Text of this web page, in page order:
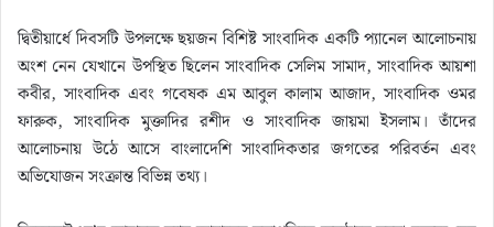
দ্বিতীয়ার্ধে দিবসটি উপলক্ষে ছয়জন বিশিষ্ট সাংবাদিক একটি প‍্যানেল আলোচনায়
অংশ নেন যেখানে উপস্থিত ছিলেন সাংবাদিক সেলিম সামাদ, সাংবাদিক আয়শা
কবীর, সাংবাদিক এবং গবেষক এম আবুল কালাম আজাদ, সাংবাদিক ওমর
ফারুক, সাংবাদিক মুক্তাদির রশীদ ও সাংবাদিক জায়মা ইসলাম। তাঁদের
আলোচনায় উঠে আসে বাংলাদেশি সাংবাদিকতার জগতের পরিবর্তন এবং
অভিযোজন সংক্রান্ত বিভিন্ন তথ্য।